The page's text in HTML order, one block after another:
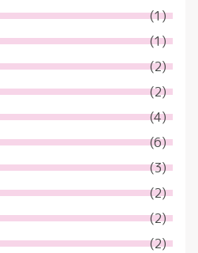
(1)
(1)
(2)
(2)
(4)
(6)
(3)
(2)
(2)
(2)